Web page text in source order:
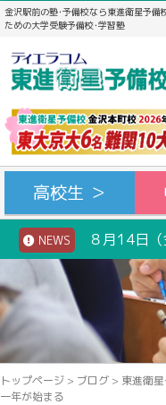
金沢駅前の塾･予備校なら東進衛星予
ための大学受験予備校･学習塾
高校生 ＞
NEWS ８月14日（
トップページ > ブログ > 東進衛
一年が始まる